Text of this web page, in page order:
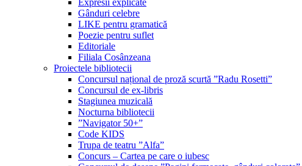
Expresii explicate
Gânduri celebre
LIKE pentru gramatică
Poezie pentru suflet
Editoriale
Filiala Cosânzeana
Proiectele bibliotecii
Concursul național de proză scurtă ”Radu Rosetti”
Concursul de ex-libris
Stagiunea muzicală
Nocturna bibliotecii
”Navigator 50+”
Code KIDS
Trupa de teatru ”Alfa”
Concurs – Cartea pe care o iubesc